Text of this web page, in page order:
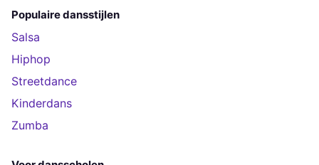
Populaire dansstijlen
Salsa
Hiphop
Streetdance
Kinderdans
Zumba